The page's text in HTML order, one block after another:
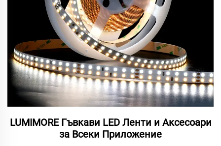
LUMIMORE Гъвкави LED Ленти и Аксесоари
за Всеки Приложение